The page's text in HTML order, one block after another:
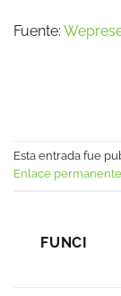
Fuente:
Esta entrada fue
Enlace permanente
FUNCI